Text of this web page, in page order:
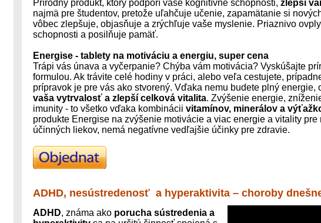
Prírodný produkt, ktorý podporí vaše kognitívne schopnosti, zlepší
najmä pre študentov, pretože uľahčuje učenie, zapamätanie si
vôbec zlepšuje, objasňuje a zrýchľuje vaše myslenie. Priaznivo
schopnosti a posilňuje pamäť.
Energise - tablety na motiváciu a energiu, super cena
Trápi vás únava a vyčerpanie? Chýba vám motivácia? Vyskúšajte
formulou. Ak trávite celé hodiny v práci, alebo veľa cestujete,
prípravok je pre vás ako stvorený. Vďaka nemu budete plný energie,
vaša vytrvalosť a zlepší celková vitalita. Zvýšenie energie,
imunity - to všetko vďaka kombinácii vitamínov, minerálov a
produkte Energise na zvýšenie motivácie a viac energie a vitality
účinných liekov, nemá negatívne vedľajšie účinky pre zdravie.
ADHD, nesústredenosť a hyperaktivita – choroby
ADHD, známa ako porucha sústredenia a